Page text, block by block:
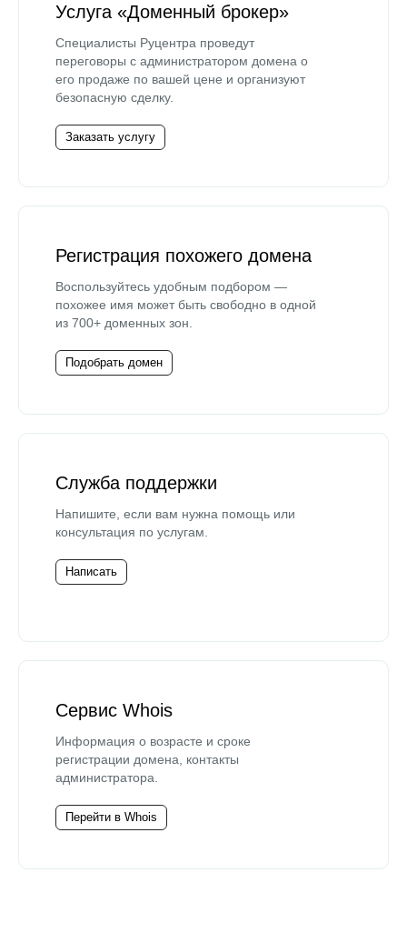
Услуга «Доменный брокер»
Специалисты Руцентра проведут
переговоры с администратором домена о
его продаже по вашей цене и организуют
безопасную сделку.
Заказать услугу
Регистрация похожего домена
Воспользуйтесь удобным подбором —
похожее имя может быть свободно в одной
из 700+ доменных зон.
Подобрать домен
Служба поддержки
Напишите, если вам нужна помощь или
консультация по услугам.
Написать
Сервис Whois
Информация о возрасте и сроке
регистрации домена, контакты
администратора.
Перейти в Whois